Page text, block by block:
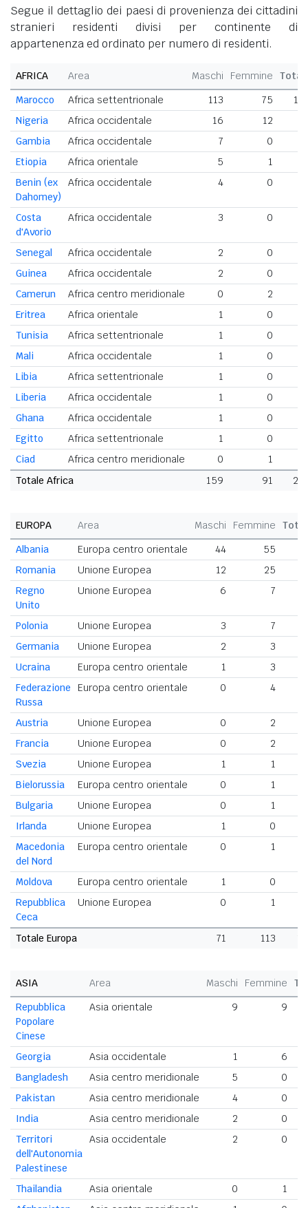
Segue il dettaglio dei paesi di provenienza dei cittadini
stranieri residenti divisi per continente di
appartenenza ed ordinato per numero di residenti.
AFRICA Area Maschi Femmine
Marocco
Africa settentrionale 113 75
Nigeria
Africa occidentale 16 12
Gambia
Africa occidentale 7 0
Etiopia
Africa orientale 5 1
Benin (ex
Dahomey)
Africa occidentale 4 0
Costa
d'Avorio
Africa occidentale 3 0
Senegal Africa occidentale 2 0
Guinea
Africa occidentale 2 0
Camerun
Africa centro meridionale 0 2
Eritrea
Africa orientale 1 0
Tunisia
Africa settentrionale 1 0
Mali
Africa occidentale 1 0
Libia
Africa settentrionale 1 0
Liberia
Africa occidentale 1 0
Ghana
Africa occidentale 1 0
Egitto
Africa settentrionale 1 0
Ciad
Africa centro meridionale 0 1
Totale Africa
159 91
EUROPA Area Maschi Femmine
Albania
Europa centro orientale 44 55
Romania
Unione Europea 12 25
Regno
Unito
Unione Europea 6 7
Polonia Unione Europea 3 7
Germania
Unione Europea 2 3
Ucraina
Europa centro orientale 1
3
Federazione
Russa
Europa centro orientale 0 4
Austria Unione Europea 0
2
Francia
Unione Europea 0
2
Svezia
Unione Europea 1
1
Bielorussia
Europa centro orientale 0
1
Bulgaria
Unione Europea 0
1
Irlanda
Unione Europea 1
0
Macedonia
del Nord
Europa centro orientale 0 1
Moldova Europa centro orientale 1
0
Repubblica
Ceca
Unione Europea 0 1
Totale Europa 71 113
ASIA Area Maschi Femmine
Repubblica
Popolare
Cinese
Asia orientale 9 9
Georgia Asia occidentale 1
6
Bangladesh
Asia centro meridionale 5
0
Pakistan
Asia centro meridionale 4
0
India
Asia centro meridionale 2
0
Territori
dell'Autonomia
Palestinese
Asia occidentale 2 0
Thailandia Asia orientale 0
1